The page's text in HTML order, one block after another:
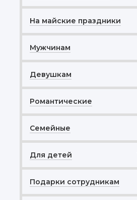
На майские праздники
Мужчинам
Девушкам
Романтические
Семейные
Для детей
Подарки сотрудникам